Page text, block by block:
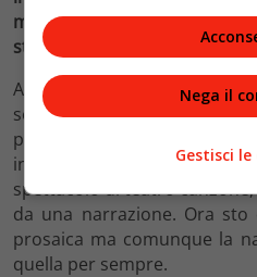
magari a tutto un
storytelling stretto, che
Assolutamente si, come
sentirlo, lo vedo, e la cosa
partire da una scena, una
in un personaggio. Il
spettacolo di teatro
da una narrazione. Ora
prosaica ma comunque la
quella per sempre.
Nega il
Gestisci